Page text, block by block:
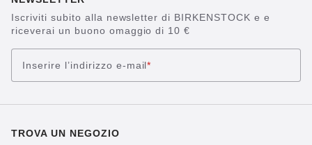
Iscriviti subito alla newsletter di BIRKENSTOCK e e
riceverai un buono omaggio di 10 €
Inserire l’indirizzo e-mail*
TROVA UN NEGOZIO